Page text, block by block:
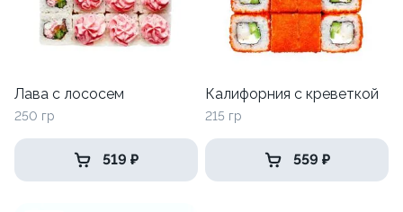
Лава с лососем
250 гр
519 ₽
Калифорния с креветкой
215 гр
559 ₽